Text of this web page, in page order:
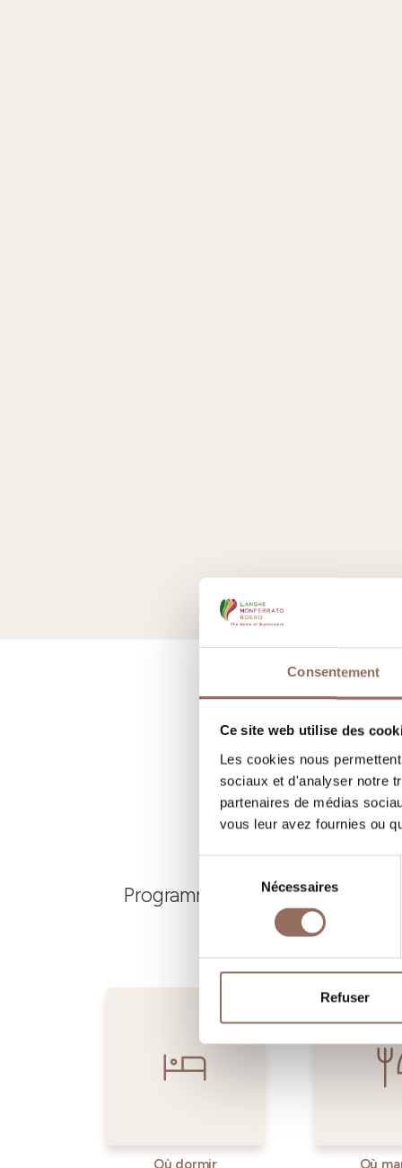
Consentement
Ce site web utilise des
Les cookies nous
sociaux et d'analyser notre
partenaires de médias
vous leur avez fournies ou
consentement
Nécessaires
Refuser
Programmez où dormir, où
Où dormir Où